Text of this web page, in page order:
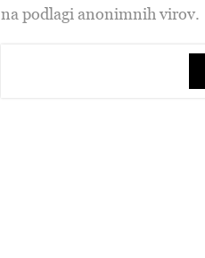
na podlagi anonimnih virov.